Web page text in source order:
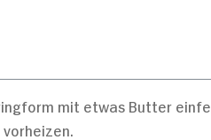
mit etwas Butter